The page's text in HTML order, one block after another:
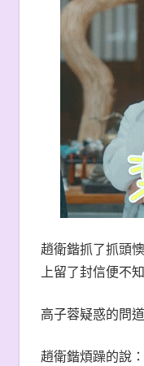
趙衛鍇抓了抓頭
上留了封信便不
高子蓉疑惑的問
趙衛鍇煩躁的說